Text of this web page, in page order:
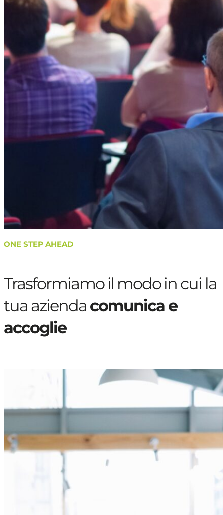
ONE STEP AHEAD
Trasformiamo il modo in cui la
tua azienda comunica e
accoglie